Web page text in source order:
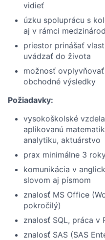
vidieť
úzku spoluprácu s
aj v rámci
priestor prinášať
uvádzať do života
možnosť
obchodné výsledky
Požiadavky:
vysokoškolské
aplikovanú
analytiku, aktuárstvo
prax minimálne 3
komunikácia v
slovom aj písmom
znalosť MS Office
pokročilý)
znalosť SQL, práca v
znalosť SAS (SAS